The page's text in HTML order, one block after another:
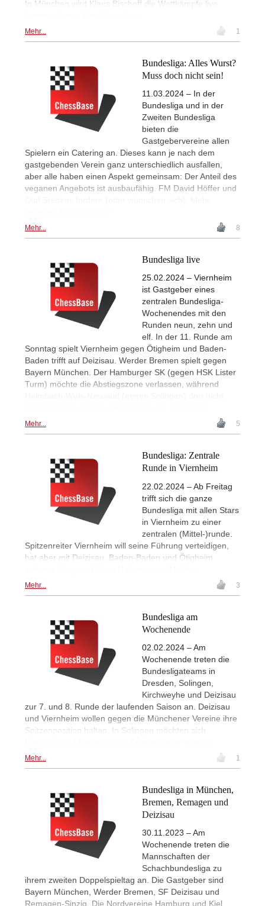
In München wird Klaus Bischoff die Wettkämpfe live
Mehr... 1
Bundesliga: Alles Wurst?
Muss doch nicht sein!
11.03.2024 – In der
Bundesliga und in der
Zweiten Bundesliga
bieten die
Gastgebervereine allen
Spielern ein Catering an. Dieses kann je nach dem
gastgebenden Verein ganz unterschiedlich ausfallen,
aber alle haben einen Aspekt gemeinsam: Der Anteil des
veganen Angebots ist ausbaufähig. FM David Höffer und
Mehr... 8
Bundesliga live
25.02.2024 – Viernheim
ist Gastgeber eines
zentralen Bundesliga-
Wochenendes mit den
Runden neun, zehn und
elf. In der 11. Runde am
Sonntag spielt Viernheim gegen Ötigheim und Baden-
Baden trifft auf Deizisau. Werder Bremen spielt gegen
Bayern München. Der Hamburger SK (gegen HSK Lister
Turm) möchte die Abstiegszone verlassen, während
Mehr... 5
Bundesliga: Zentrale
Runde in Viernheim
22.02.2024 – Ab Freitag
trifft sich die ganze
Bundesliga mit allen Stars
in Viernheim zu einer
zentralen (Mittel-)runde.
Spitzenreiter Viernheim will seine Führung verteidigen,
hat aber mit Deizisau, Baden-Baden und Ötigheim
Mehr... 3
Bundesliga am
Wochenende
02.02.2024 – Am
Wochenende treten die
Bundesligateams in
Dresden, Solingen,
Kirchweyhe und Deizisau
zur 7. und 8. Runde der laufenden Saison an. Deizisau
und Viernheim wollen gegen die Münchener Vereine ihre
Spitzenposition halten. In Solingen möchten sich
Mehr... 1
Bundesliga in München,
Bremen, Remagen und
Deizisau
30.11.2023 – Am
Wochenende treten die
Mannschaften der
Schachbundesliga zu
ihrem zweiten Doppelspieltag an. Die Gastgeber sind
Bayern München, Werder Bremen, SF Deizisau und
Remagen-Sinzig. Die Nordvereine Hamburg und Kiel